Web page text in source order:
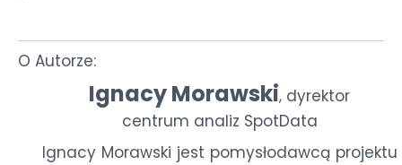
O Autorze:
Ignacy Morawski, dyrektor
centrum analiz SpotData
Ignacy Morawski jest pomysłodawcą projektu